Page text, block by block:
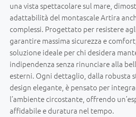
una vista spettacolare sul mare,
adattabilità del montascale Artira
complessi. Progettato per resistere
garantire massima sicurezza e
soluzione ideale per chi desidera
indipendenza senza rinunciare alla
esterni. Ogni dettaglio, dalla robusta
design elegante, è pensato per
l’ambiente circostante, offrendo
affidabile e duratura nel tempo.